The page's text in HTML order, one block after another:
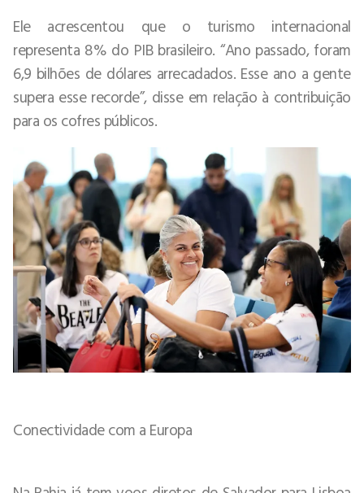
Ele acrescentou que o turismo internacional
representa 8% do PIB brasileiro. “Ano passado, foram
6,9 bilhões de dólares arrecadados. Esse ano a gente
supera esse recorde”, disse em relação à contribuição
para os cofres públicos.
Conectividade com a Europa